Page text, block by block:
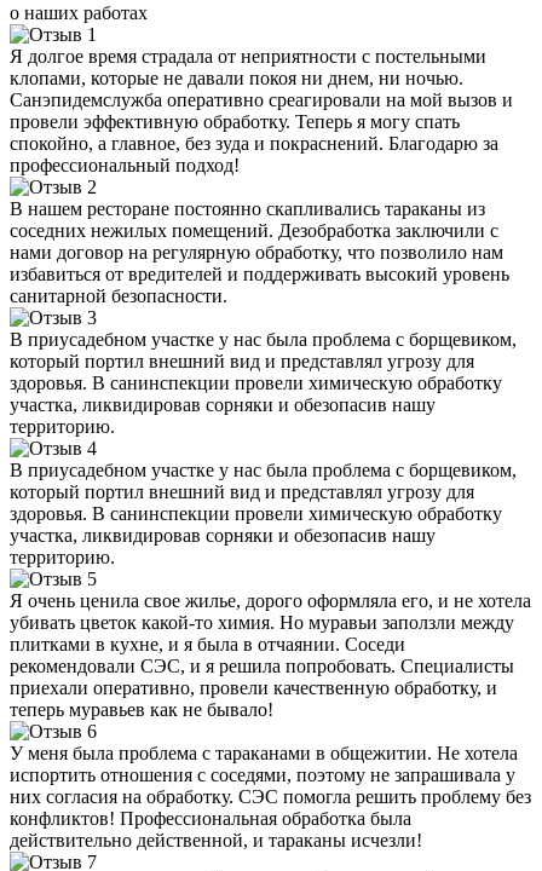
о наших работах
Я долгое время страдала от неприятности с постельными
клопами, которые не давали покоя ни днем, ни ночью.
Санэпидемслужба оперативно среагировали на мой вызов и
провели эффективную обработку. Теперь я могу спать
спокойно, а главное, без зуда и покраснений. Благодарю за
профессиональный подход!
В нашем ресторане постоянно скапливались тараканы из
соседних нежилых помещений. Дезобработка заключили с
нами договор на регулярную обработку, что позволило нам
избавиться от вредителей и поддерживать высокий уровень
санитарной безопасности.
В приусадебном участке у нас была проблема с борщевиком,
который портил внешний вид и представлял угрозу для
здоровья. В санинспекции провели химическую обработку
участка, ликвидировав сорняки и обезопасив нашу
территорию.
В приусадебном участке у нас была проблема с борщевиком,
который портил внешний вид и представлял угрозу для
здоровья. В санинспекции провели химическую обработку
участка, ликвидировав сорняки и обезопасив нашу
территорию.
Я очень ценила свое жилье, дорого оформляла его, и не хотела
убивать цветок какой-то химия. Но муравьи заползли между
плитками в кухне, и я была в отчаянии. Соседи
рекомендовали СЭС, и я решила попробовать. Специалисты
приехали оперативно, провели качественную обработку, и
теперь муравьев как не бывало!
У меня была проблема с тараканами в общежитии. Не хотела
испортить отношения с соседями, поэтому не запрашивала у
них согласия на обработку. СЭС помогла решить проблему без
конфликтов! Профессиональная обработка была
действительно действенной, и тараканы исчезли!